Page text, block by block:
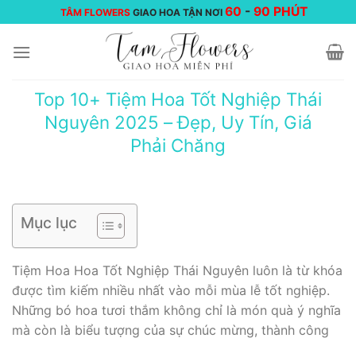
đến
nội
TÂM FLOWERS GIAO HOA TẬN NƠI 60 -90 PHÚT
Top 10+ Tiệm Hoa Tốt Nghiệp Thái
Nguyên 2025 – Đẹp, Uy Tín, Giá
Phải Chăng
Mục lục
Tiệm Hoa Hoa Tốt Nghiệp Thái Nguyên luôn là từ khóa
được tìm kiếm nhiều nhất vào mỗi mùa lễ tốt nghiệp.
Những bó hoa tươi thắm không chỉ là món quà ý nghĩa
mà còn là biểu tượng của sự chúc mừng, thành công